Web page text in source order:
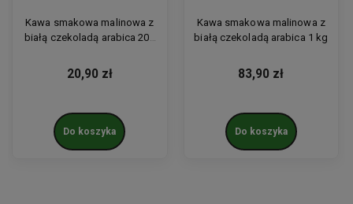
Kawa smakowa malinowa z
białą czekoladą arabica 200
20,90 zł
Do koszyka
Kawa smakowa malinowa z
białą czekoladą arabica 1 kg
83,90 zł
Do koszyka